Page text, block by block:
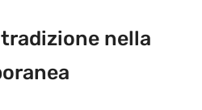
nella